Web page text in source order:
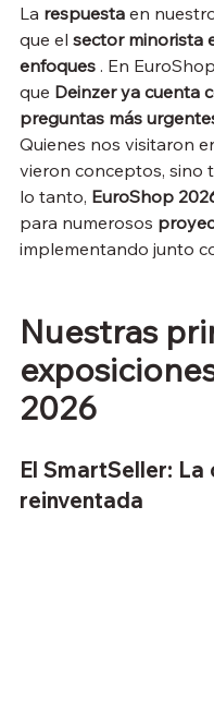
La respuesta en
que el sector minorista
enfoques . En
que Deinzer ya cuenta
preguntas más
Quienes nos visitaron
vieron conceptos, sino
lo tanto, EuroShop
para numerosos
implementando junto
Nuestras
2026
El SmartSeller:
reinventada